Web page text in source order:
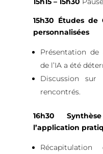
15h30 Études de
personnalisées
Présentation
de l’IA a été
Discussion
rencontrés.
16h30
l’application